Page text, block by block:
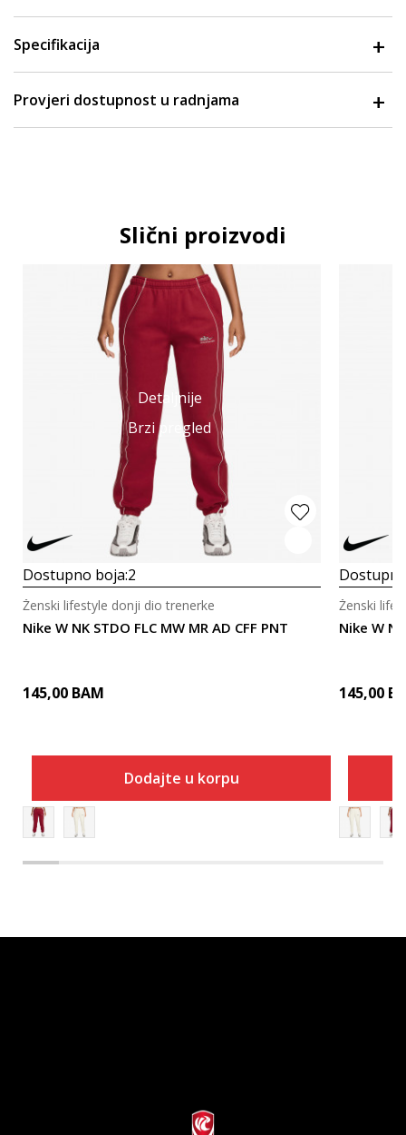
Specifikacija
Provjeri dostupnost u radnjama
Slični proizvodi
Detaljnije
Brzi pregled
Dostupno boja:2
Nike W NK STDO FLC MW MR AD CFF PNT
Ženski lifestyle donji dio trenerke
145,00 BAM
Dodajte u korpu
Nike W
Ženski
145,00